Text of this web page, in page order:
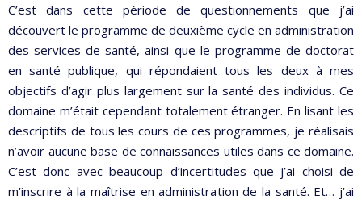
C’est dans cette période de questionnements que j’ai
découvert le programme de deuxième cycle en administration
des services de santé, ainsi que le programme de doctorat
en santé publique, qui répondaient tous les deux à mes
objectifs d’agir plus largement sur la santé des individus. Ce
domaine m’était cependant totalement étranger. En lisant les
descriptifs de tous les cours de ces programmes, je réalisais
n’avoir aucune base de connaissances utiles dans ce domaine.
C’est donc avec beaucoup d’incertitudes que j’ai choisi de
m’inscrire à la maîtrise en administration de la santé. Et… j’ai